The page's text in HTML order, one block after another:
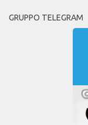
GRUPPO TELEGRAM